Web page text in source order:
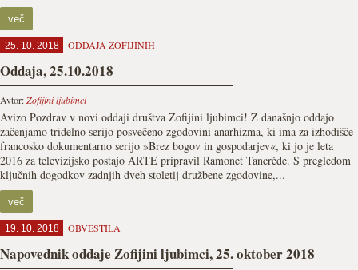
več
25. 10. 2018 ODDAJA ZOFIJINIH
Oddaja, 25.10.2018
Avtor:Zofijini ljubimci
Avizo Pozdrav v novi oddaji društva Zofijini ljubimci! Z današnjo oddajo
začenjamo tridelno serijo posvečeno zgodovini anarhizma, ki ima za izhodišče
francosko dokumentarno serijo »Brez bogov in gospodarjev«, ki jo je leta
2016 za televizijsko postajo ARTE pripravil Ramonet Tancrède. S pregledom
ključnih dogodkov zadnjih dveh stoletij družbene zgodovine,...
več
19. 10. 2018 OBVESTILA
Napovednik oddaje Zofijini ljubimci, 25. oktober 2018